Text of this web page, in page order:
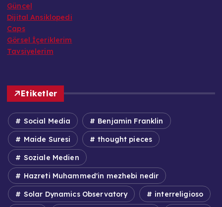
Güncel
Dijital Ansiklopedi
Caps
Görsel İçeriklerim
Tavsiyelerim
Etiketler
Social Media Benjamin Franklin
Maide Suresi thought pieces
Soziale Medien
Hazreti Muhammed'in mezhebi nedir
Solar Dynamics Observatory interreligioso